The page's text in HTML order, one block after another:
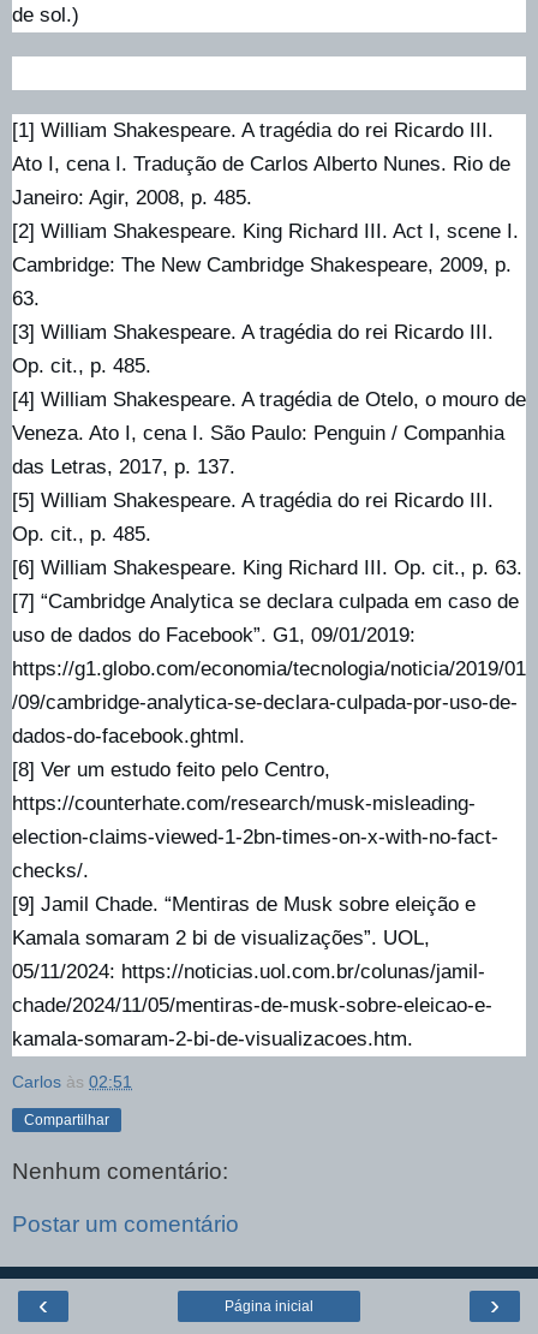
de sol.)
[1] William Shakespeare. A tragédia do rei Ricardo III.
Ato I, cena I. Tradução de Carlos Alberto Nunes. Rio de
Janeiro: Agir, 2008, p. 485.
[2] William Shakespeare. King Richard III. Act I, scene I.
Cambridge: The New Cambridge Shakespeare, 2009, p.
63.
[3] William Shakespeare. A tragédia do rei Ricardo III.
Op. cit., p. 485.
[4] William Shakespeare. A tragédia de Otelo, o mouro de
Veneza. Ato I, cena I. São Paulo: Penguin / Companhia
das Letras, 2017, p. 137.
[5] William Shakespeare. A tragédia do rei Ricardo III.
Op. cit., p. 485.
[6] William Shakespeare. King Richard III. Op. cit., p. 63.
[7] “Cambridge Analytica se declara culpada em caso de
uso de dados do Facebook”. G1, 09/01/2019:
https://g1.globo.com/economia/tecnologia/noticia/2019/01
/09/cambridge-analytica-se-declara-culpada-por-uso-de-
dados-do-facebook.ghtml.
[8] Ver um estudo feito pelo Centro,
https://counterhate.com/research/musk-misleading-
election-claims-viewed-1-2bn-times-on-x-with-no-fact-
checks/.
[9] Jamil Chade. “Mentiras de Musk sobre eleição e
Kamala somaram 2 bi de visualizações”. UOL,
05/11/2024: https://noticias.uol.com.br/colunas/jamil-
chade/2024/11/05/mentiras-de-musk-sobre-eleicao-e-
kamala-somaram-2-bi-de-visualizacoes.htm.
Carlos às 02:51
Compartilhar
Nenhum comentário:
Postar um comentário
‹ ›
Página inicial